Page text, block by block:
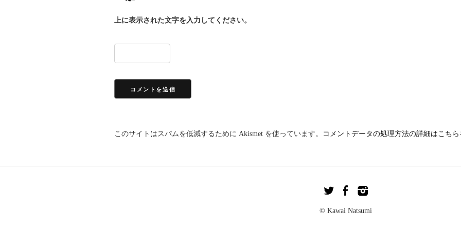
上に表示された文字を入力してください。
このサイトはスパムを低減するために Akismet を使っています。 コメントデータの処理方法の詳細はこち
© Kawai Natsumi